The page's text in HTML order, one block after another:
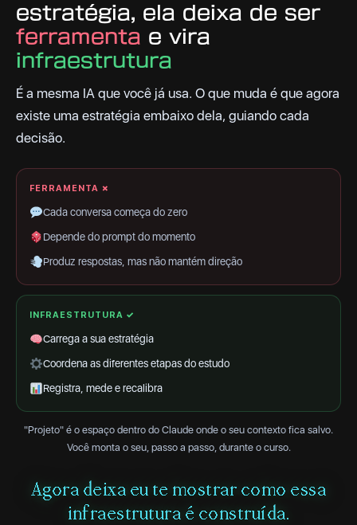
estratégia, ela deixa de ser
ferramenta e vira
infraestrutura
É a mesma IA que você já usa. O que muda é que agora
existe uma estratégia embaixo dela, guiando cada
decisão.
FERRAMENTA ✗
Cada conversa começa do zero
Depende do prompt do momento
Produz respostas, mas não mantém direção
INFRAESTRUTURA ✓
Carrega a sua estratégia
Coordena as diferentes etapas do estudo
Registra, mede e recalibra
"Projeto" é o espaço dentro do Claude onde o seu contexto fica salvo.
Você monta o seu, passo a passo, durante o curso.
Agora deixa eu te mostrar como essa
infraestrutura é construída.